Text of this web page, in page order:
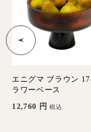
エニグマ ブラウン
ラワーベース
12,760 円 税込